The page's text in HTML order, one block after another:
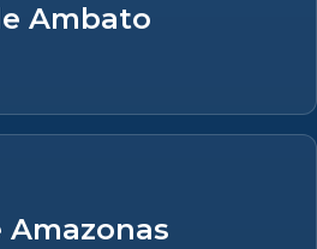
Ambato
Amazonas